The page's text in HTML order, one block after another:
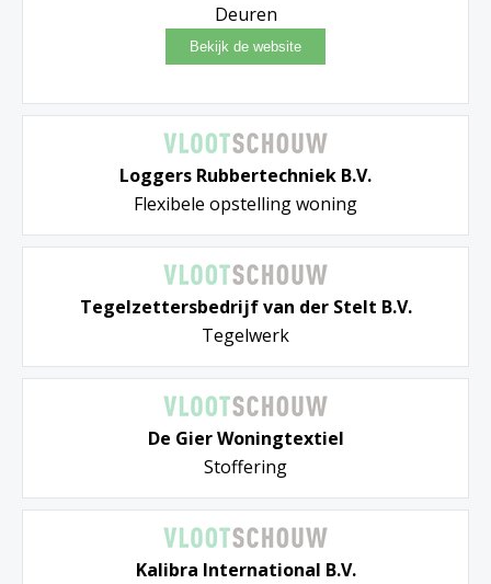
Deuren
Loggers Rubbertechniek B.V.
Flexibele opstelling woning
Tegelzettersbedrijf van der Stelt B.V.
Tegelwerk
De Gier Woningtextiel
Stoffering
Kalibra International B.V.